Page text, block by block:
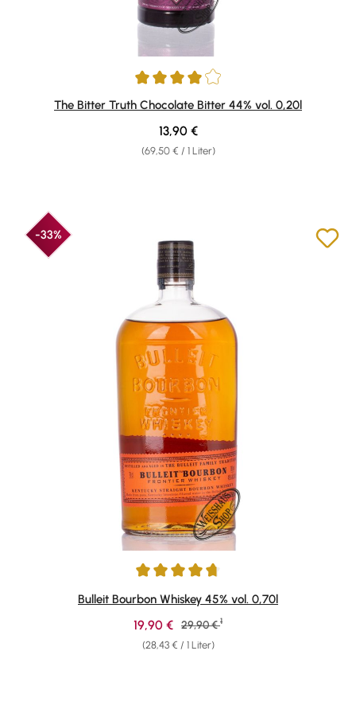
Durchschnittliche Bewertung von 4 von 5 Sternen
The Bitter Truth Chocolate Bitter 44% vol. 0,20l
(69,50 € / 1 Liter)
Regulärer Preis:
13,90 €
-33%
Durchschnittliche Bewertung von 4.69 von 5 Sternen
Bulleit Bourbon Whiskey 45% vol. 0,70l
(28,43 € / 1 Liter)
Verkaufspreis:
19,90 € Regulärer Preis:
29,90 € 1